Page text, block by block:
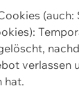
(auch:
verlassen
hat.